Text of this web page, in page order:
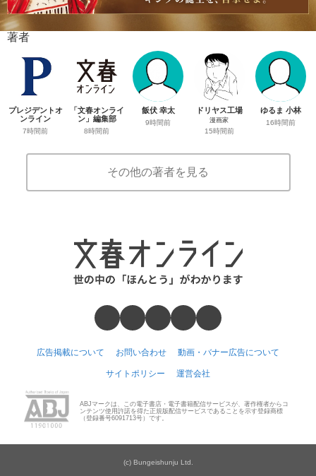
著者
プレジデントオ
ンライン
7時間前
「文春オンライ
ン」編集部
8時間前
飯伏 幸太
9時間前
ドリヤス工場
漫画家
15時間前
ゆるま 小林
16時間前
その他の著者を見る
広告掲載について お問い合わせ 動画・バナー広告について
サイトポリシー 運営会社
ABJマークは、この電子書店・電子書籍配信サービスが、著作権者からコ
ンテンツ使用許諾を得た正規版配信サービスであることを示す登録商標
（登録番号6091713号）です。
(c) Bungeishunju Ltd.